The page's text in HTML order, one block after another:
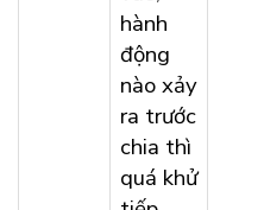
hành
động
nào xảy
ra trước
chia thì
quá khử